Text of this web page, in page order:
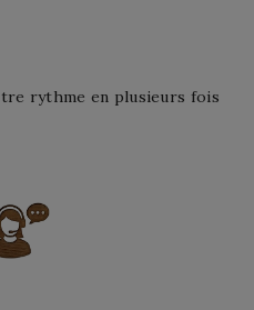
rythme en plusieurs fois